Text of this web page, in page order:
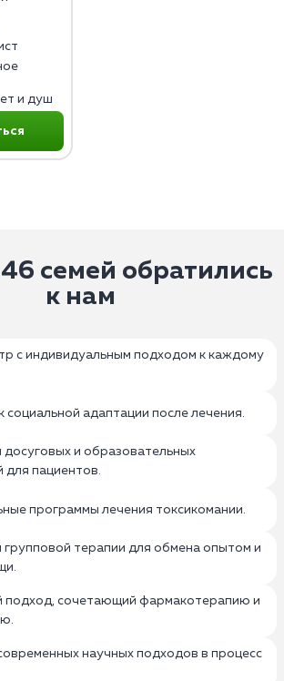
и душ
семей обратились
к нам
с индивидуальным подходом к каждому
социальной адаптации после лечения.
досуговых и образовательных
для пациентов.
программы лечения токсикомании.
групповой терапии для обмена опытом и
подход, сочетающий фармакотерапию и
научных подходов в процесс